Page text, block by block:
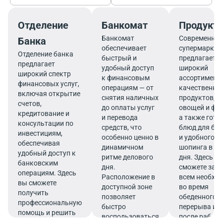
Отделение
Банка
Отделение банка
предлагает
широкий спектр
финансовых услуг,
включая открытие
счетов,
кредитование и
консультации по
инвестициям,
обеспечивая
удобный доступ к
банковским
операциям. Здесь
вы сможете
получить
профессиональную
помощь и решить
Банкомат
Банкомат
обеспечивает
быстрый и
удобный доступ
к финансовым
операциям — от
снятия наличных
до оплаты услуг
и перевода
средств, что
особенно ценно в
динамичном
ритме делового
дня.
Расположение в
доступной зоне
позволяет
быстро
воспользоваться
супермаркет
предлагает
широкий
ассортимент
продуктов,
овощей и
а также
блюд для
и удобного
шопинга в
дня. Здесь
сможете
всем
во время
обеденного
перерыва
после